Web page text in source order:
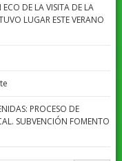
ECO DE LA VISITA DE LA
LUGAR ESTE VERANO
PROCESO DE
SUBVENCIÓN FOMENTO